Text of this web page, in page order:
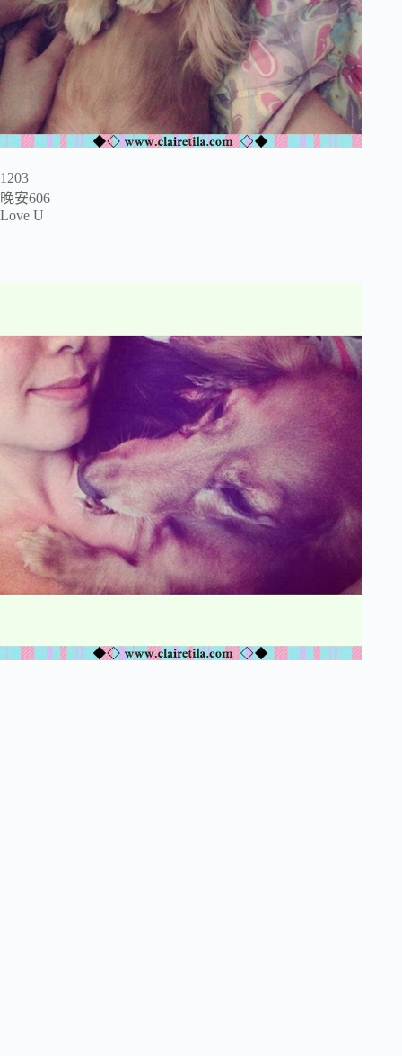
1203
晚安606
Love U